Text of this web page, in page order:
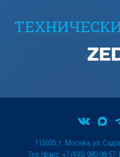
115035, г. Москва, ул.
Тел./факс: +7 (495) 980-98-57.